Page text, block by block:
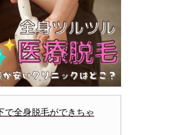
で全身脱毛ができちゃ